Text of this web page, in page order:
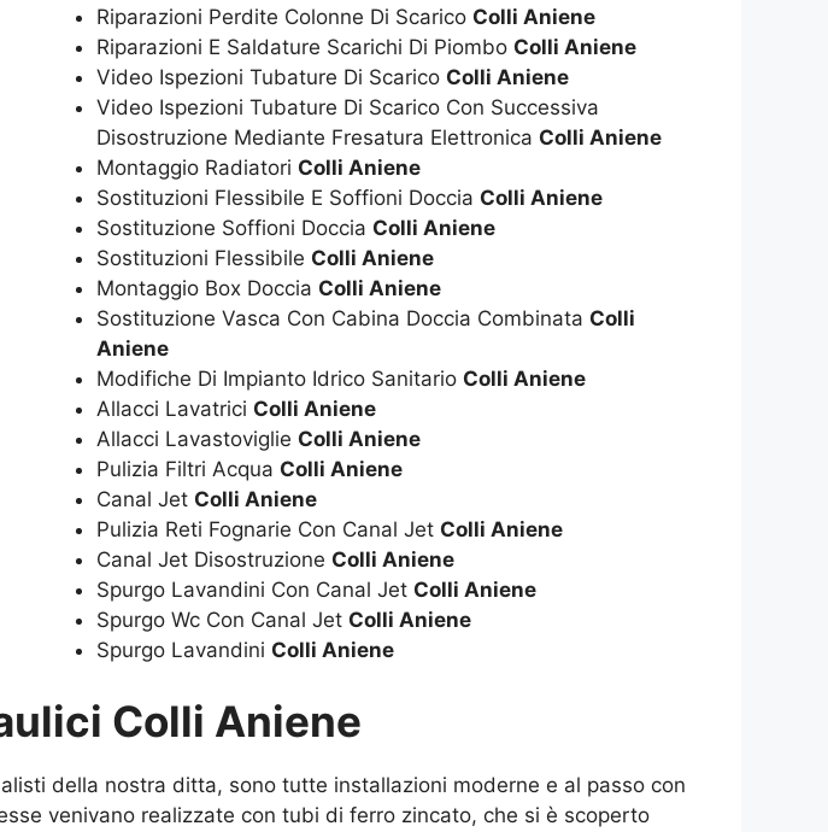
Riparazioni Perdite Colonne Di Scarico Colli Aniene
Riparazioni E Saldature Scarichi Di Piombo Colli Aniene
Video Ispezioni Tubature Di Scarico Colli Aniene
Video Ispezioni Tubature Di Scarico Con Successiva
Disostruzione Mediante Fresatura Elettronica Colli Aniene
Montaggio Radiatori Colli Aniene
Sostituzioni Flessibile E Soffioni Doccia Colli Aniene
Sostituzione Soffioni Doccia Colli Aniene
Sostituzioni Flessibile Colli Aniene
Montaggio Box Doccia Colli Aniene
Sostituzione Vasca Con Cabina Doccia Combinata Colli
Aniene
Modifiche Di Impianto Idrico Sanitario Colli Aniene
Allacci Lavatrici Colli Aniene
Allacci Lavastoviglie Colli Aniene
Pulizia Filtri Acqua Colli Aniene
Canal Jet Colli Aniene
Pulizia Reti Fognarie Con Canal Jet Colli Aniene
Canal Jet Disostruzione Colli Aniene
Spurgo Lavandini Con Canal Jet Colli Aniene
Spurgo Wc Con Canal Jet Colli Aniene
Spurgo Lavandini Colli Aniene
Colli Aniene
della nostra ditta, sono tutte installazioni moderne e al passo con
venivano realizzate con tubi di ferro zincato, che si è scoperto